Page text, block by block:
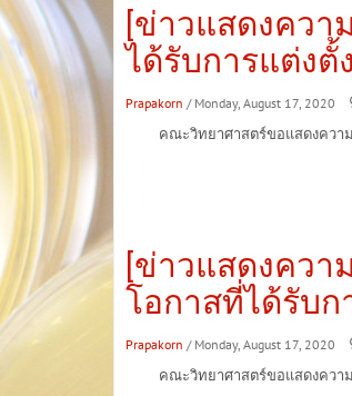
[ข่าวแสดงควา
ได้รับการแต่ง
Prapakorn / Monday, August 17, 2020
คณะวิทยาศาสตร์ขอแสดงความยิน
[ข่าวแสดงควา
โอกาสที่ได้รับก
Prapakorn / Monday, August 17, 2020
คณะวิทยาศาสตร์ขอแสดงความยิน